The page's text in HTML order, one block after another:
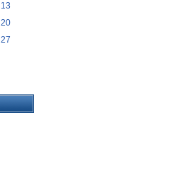
13
20
27